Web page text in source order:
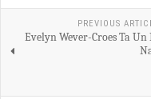
PREVIOUS
Evelyn Wever-Croes Ta Un